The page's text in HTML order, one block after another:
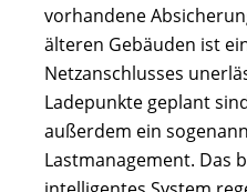
vorhandene
älteren Gebäuden ist
Netzanschlusses
Ladepunkte geplant
außerdem ein
Lastmanagement. Das